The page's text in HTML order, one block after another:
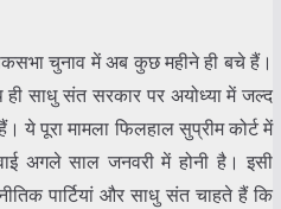
चुनाव में अब कुछ महीने ही बचे हैं।
ही साधु संत सरकार पर अयोध्या में जल्द
ये पूरा मामला फिलहाल सुप्रीम कोर्ट में
अगले साल जनवरी में होनी है। इसी
पार्टियां और साधु संत चाहते हैं कि